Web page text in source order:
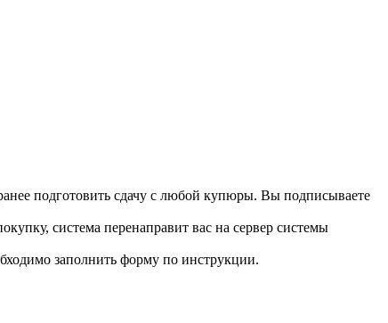
подготовить сдачу с любой купюры. Вы подписываете
система перенаправит вас на сервер системы
заполнить форму по инструкции.